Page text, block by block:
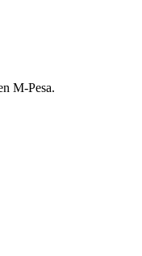
M-Pesa.